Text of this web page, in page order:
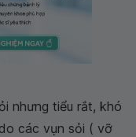
nhưng tiểu rắt, khó
các vụn sỏi ( vỡ